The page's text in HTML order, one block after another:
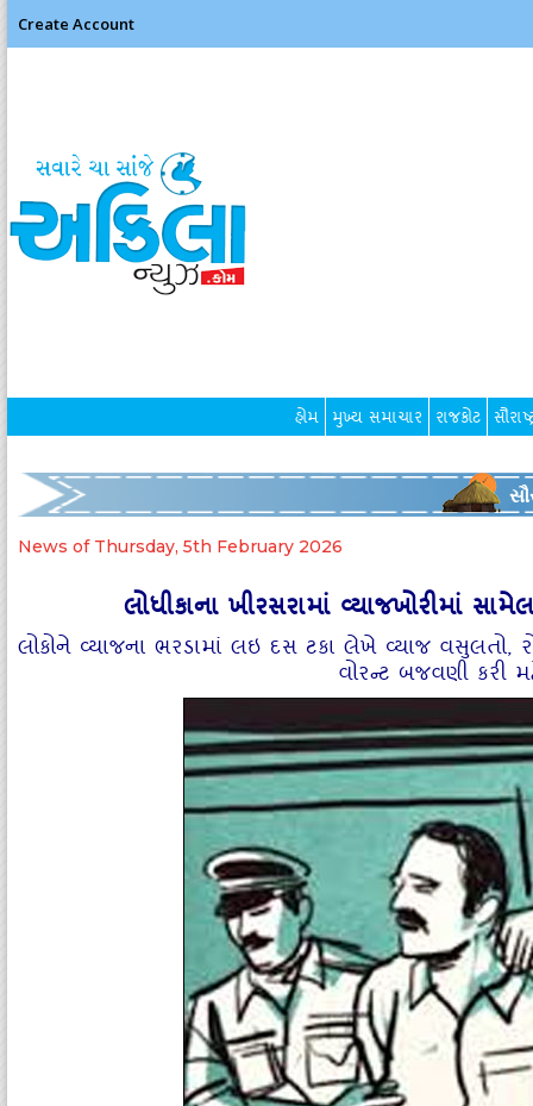
Create Account
હોમ મુખ્ય સમાચાર રાજકોટ
News of Thursday, 5th February 2026
લોધીકાના ખીરસરામાં વ્યાજખોરીમાં
લોકોને વ્યાજના ભરડામાં લઇ દસ ટકા લેખે વ્યાજ વસુલતો,
વોરન્ટ બજવણી કરી